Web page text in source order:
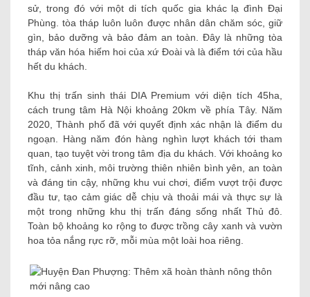
sử, trong đó với một di tích quốc gia khác lạ đình Đại
Phùng. tòa tháp luôn luôn được nhân dân chăm sóc, giữ
gìn, bảo dưỡng và bảo đảm an toàn. Đây là những tòa
tháp văn hóa hiếm hoi của xứ Đoài và là điểm tới của hầu
hết du khách.
Khu thị trấn sinh thái DIA Premium với diện tích 45ha,
cách trung tâm Hà Nội khoảng 20km về phía Tây. Năm
2020, Thành phố đã với quyết định xác nhận là điểm du
ngoạn. Hàng năm đón hàng nghìn lượt khách tới tham
quan, tạo tuyệt vời trong tâm địa du khách. Với khoảng ko
tĩnh, cảnh xinh, môi trường thiên nhiên bình yên, an toàn
và đáng tin cậy, những khu vui chơi, điểm vượt trội được
đầu tư, tạo cảm giác dễ chịu và thoải mái và thực sự là
một trong những khu thị trấn đáng sống nhất Thủ đô.
Toàn bộ khoảng ko rộng to được trồng cây xanh và vườn
hoa tỏa nắng rực rỡ, mỗi mùa một loài hoa riêng.